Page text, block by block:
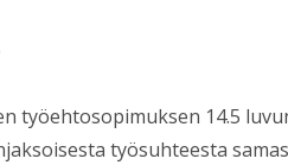
työehtosopimuksen 14.5
työsuhteesta